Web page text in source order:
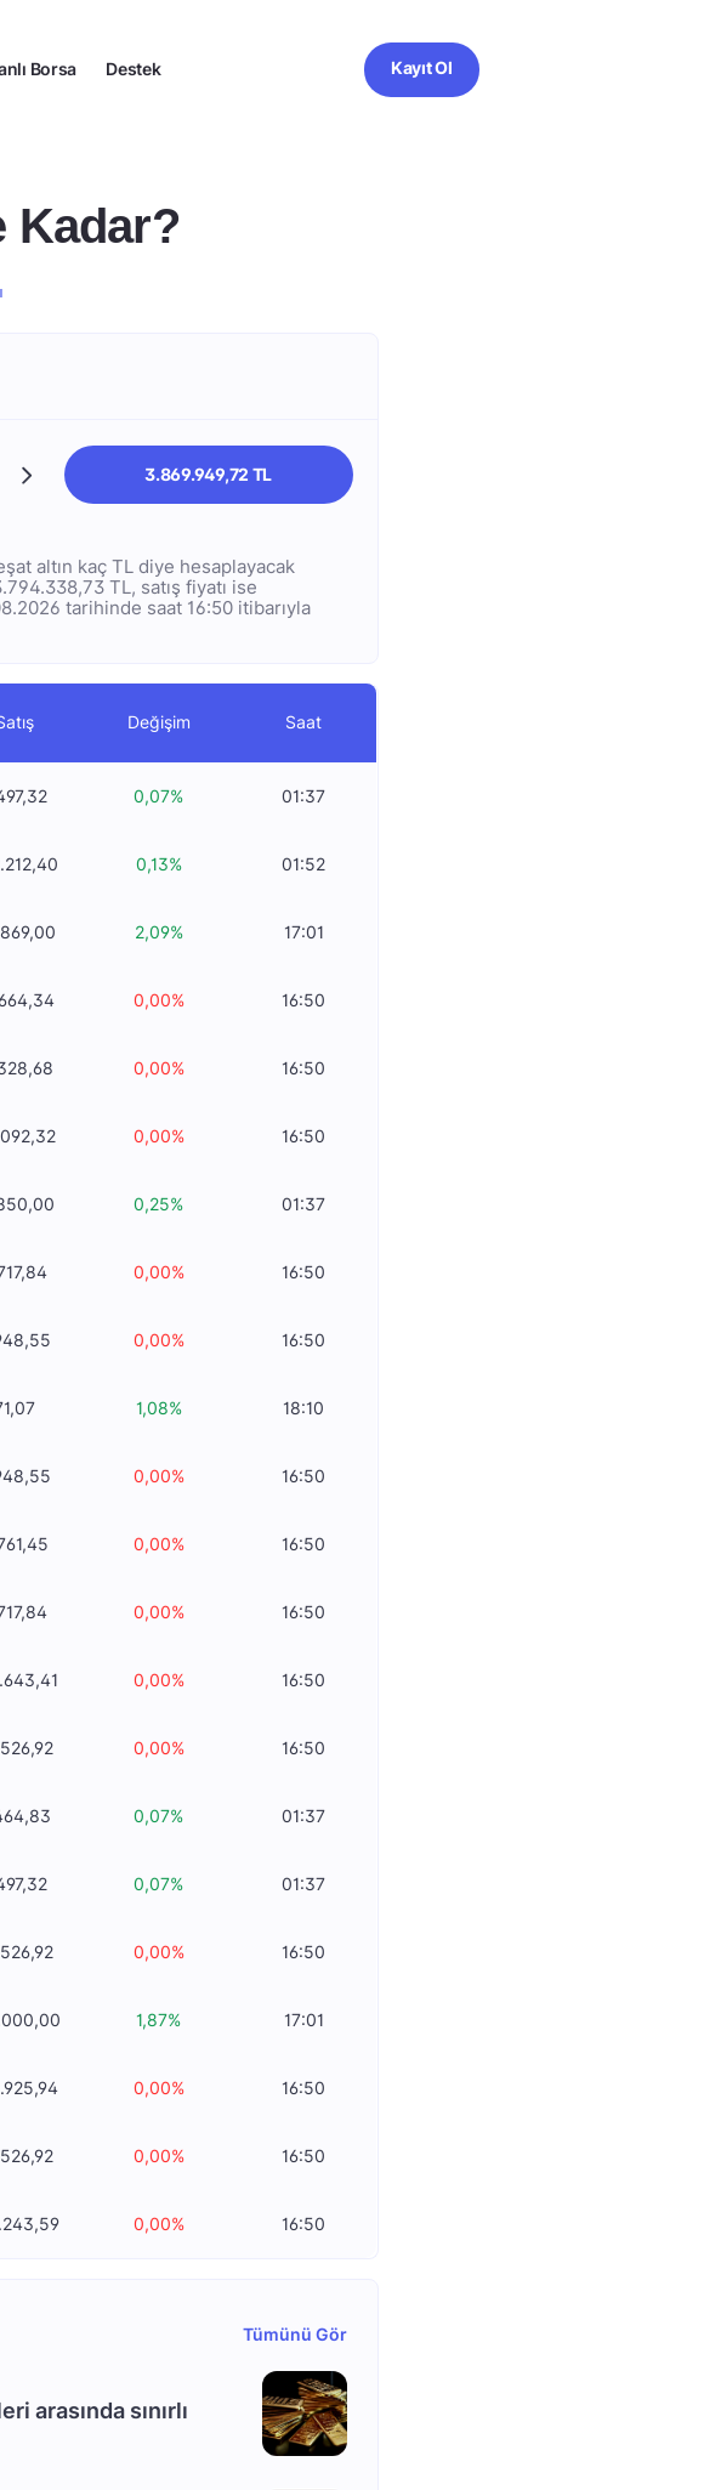
Borsa Destek Kayıt Ol
Kadar?
3.869.949,72 TL
altın kaç TL diye hesaplayacak
TL, satış fiyatı ise
tarihinde saat 16:50 itibarıyla
Değişim Saat
0,07% 01:37
0,13% 01:52
2,09% 17:01
0,00% 16:50
0,00% 16:50
0,00% 16:50
0,25% 01:37
0,00% 16:50
0,00% 16:50
1,08% 18:10
0,00% 16:50
0,00% 16:50
0,00% 16:50
0,00% 16:50
0,00% 16:50
0,07% 01:37
0,07% 01:37
0,00% 16:50
1,87% 17:01
0,00% 16:50
0,00% 16:50
0,00% 16:50
Tümünü Gör
arasında sınırlı